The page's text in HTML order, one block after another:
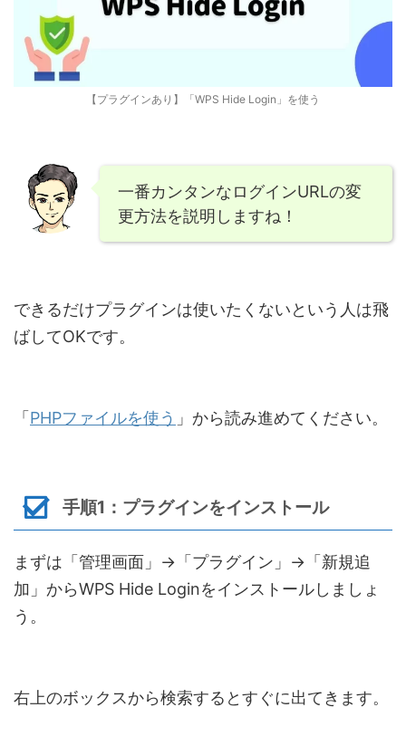
【プラグインあり】「WPS Hide Login」を使う
一番カンタンなログインURLの変
更方法を説明しますね！
できるだけプラグインは使いたくないという人は飛
ばしてOKです。
「 PHPファイルを使う 」から読み進めてください。
手順1：プラグインをインストール
まずは「管理画面」→「プラグイン」→「新規追
加」からWPS Hide Loginをインストールしましょ
う。
右上のボックスから検索するとすぐに出てきます。